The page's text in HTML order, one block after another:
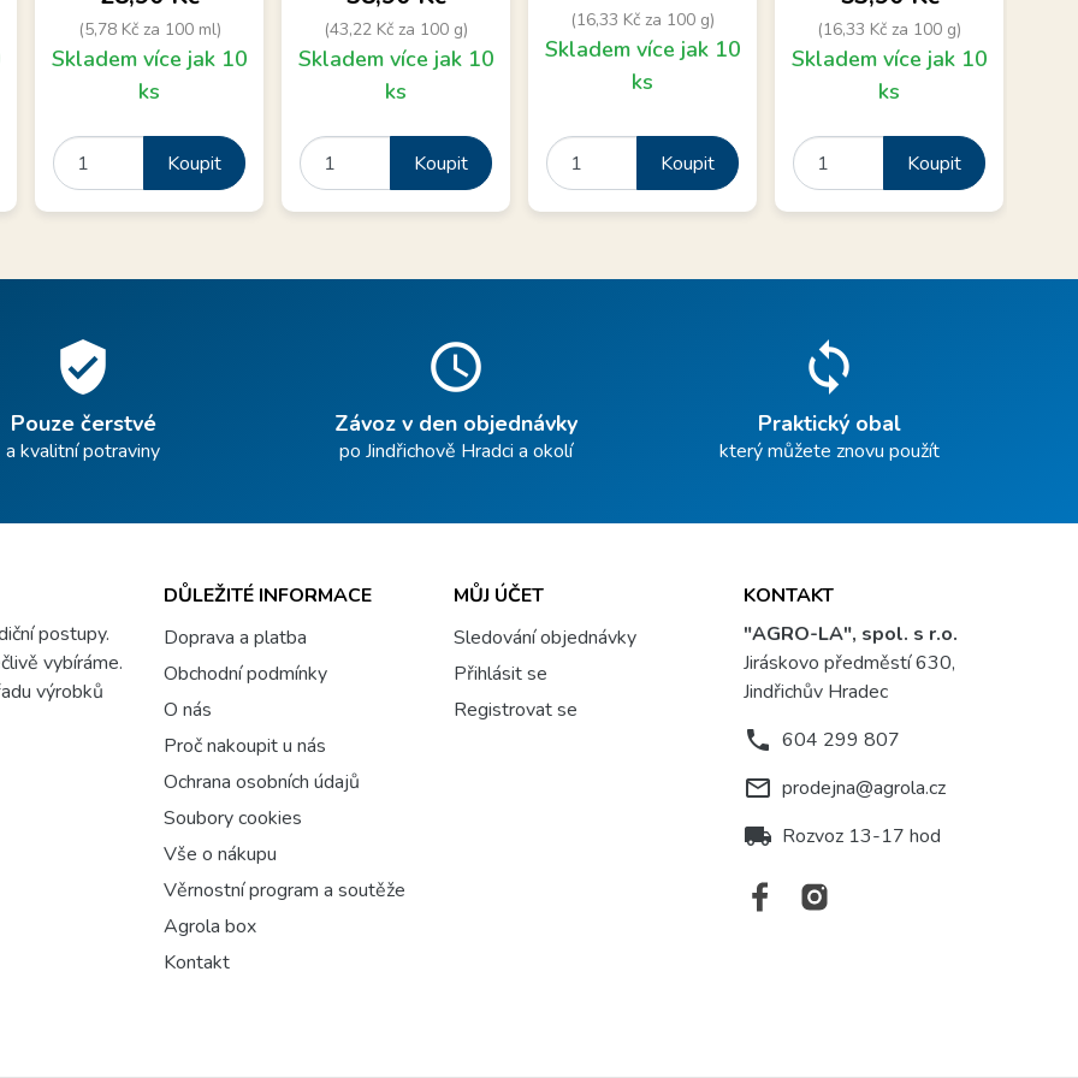
(5,78 Kč za 100 ml)
Skladem více jak 10
ks
Koupit
(43,22 Kč za 100 g)
Skladem více jak 10
ks
Koupit
(16,33 Kč za 100 g)
Skladem více jak 10
ks
Koupit
(16,33 Kč za 100 g)
Skladem více jak 10
ks
Koupit
verified_user
Pouze čerstvé
a kvalitní potraviny
schedule
Závoz v den objednávky
po Jindřichově Hradci a okolí
sync
Praktický obal
který můžete znovu použít
postupy.
vybíráme.
výrobků
DŮLEŽITÉ INFORMACE
Doprava a platba
Obchodní podmínky
O nás
Proč nakoupit u nás
Ochrana osobních údajů
Soubory cookies
Vše o nákupu
Věrnostní program a soutěže
Agrola box
Kontakt
MŮJ ÚČET
Sledování objednávky
Přihlásit se
Registrovat se
KONTAKT
"AGRO-LA", spol. s r.o.
Jiráskovo předměstí 630,
Jindřichův Hradec
phone 604 299 807
mail_outline prodejna@agrola.cz
local_shipping Rozvoz 13-17 hod